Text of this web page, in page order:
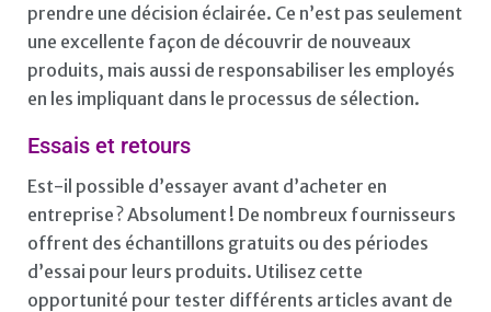
prendre une décision éclairée. Ce n’est pas seulement
une excellente façon de découvrir de nouveaux
produits, mais aussi de responsabiliser les employés
en les impliquant dans le processus de sélection.
Essais et retours
Est-il possible d’essayer avant d’acheter en
entreprise ? Absolument ! De nombreux fournisseurs
offrent des échantillons gratuits ou des périodes
d’essai pour leurs produits. Utilisez cette
opportunité pour tester différents articles avant de